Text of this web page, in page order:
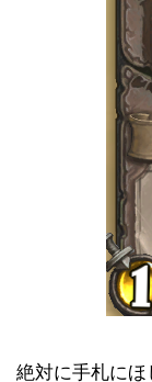
絶対に手札に